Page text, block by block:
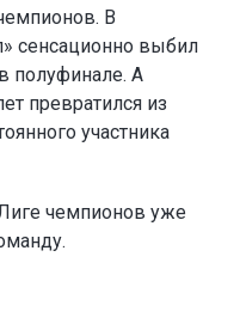
В
сенсационно выбил
полуфинале. А
превратился из
участника
чемпионов уже